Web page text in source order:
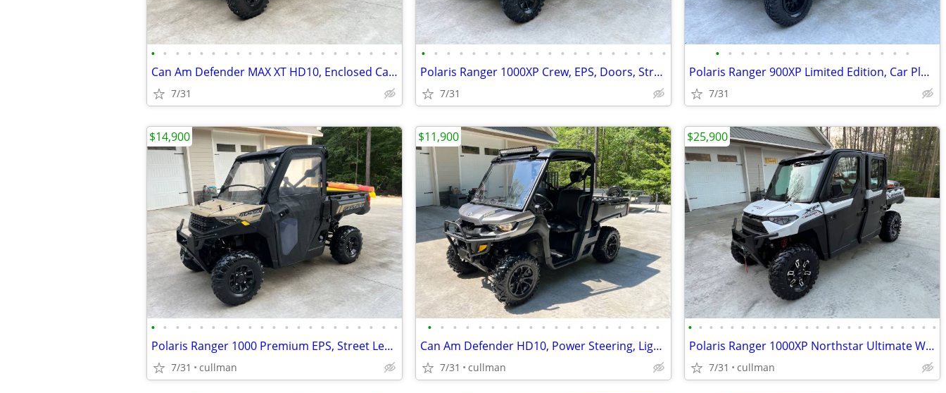
• • • • • • • • • • • • • • • • • • • • •
Can Am Defender MAX XT HD10, Enclosed Cab, Winch, Light Bar, Rear Rack
7/31
• • • • • • • • • • • • • • • • • • • •
Polaris Ranger 1000XP Crew, EPS, Doors, Street Legal Kit, Heat, Winch
7/31
• • • • • • • • • • • • • • • •
Polaris Ranger 900XP Limited Edition, Car Play, Boss Audio
7/31
• • • • • • • • • • • • • • • • • • • • •
Polaris Ranger 1000 Premium EPS, Street Legal Kit, Doors, Winch, Heat
7/31 cullman
$14,900
• • • • • • • • • • • • • • • • • • •
Can Am Defender HD10, Power Steering, Light Bar
7/31 cullman
$11,900
• • • • • • • • • • • • • • • • • • • • • • • •
Polaris Ranger 1000XP Northstar Ultimate W/Ride Command, Only 1,375 Mi
7/31 cullman
$25,900